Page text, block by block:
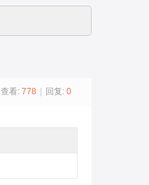
查看: 778 回复: 0